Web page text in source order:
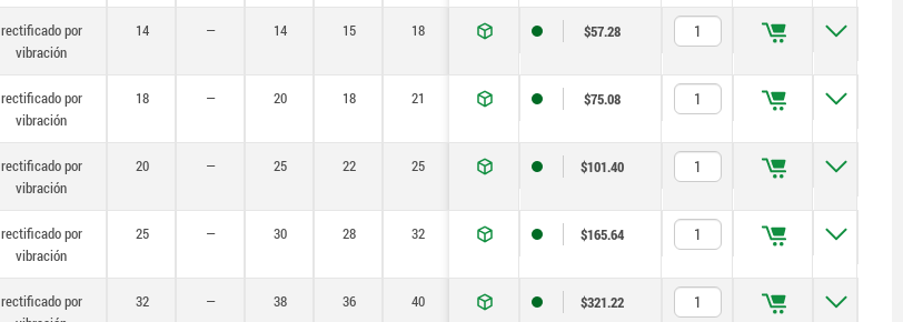
rectificado por
vibración
14 — 14 15 18 $57.28
rectificado por
vibración
18 — 20 18 21 $75.08
rectificado por
vibración
20 — 25 22 25 $101.40
rectificado por
vibración
25 — 30 28 32 $165.64
rectificado por
32 — 38 36 40 $321.22